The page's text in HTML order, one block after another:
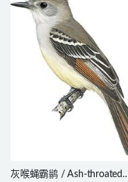
灰喉蝇霸鹟 / Ash-throated